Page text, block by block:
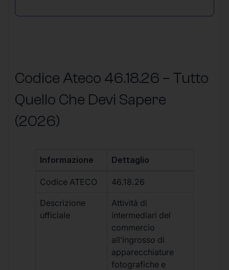
Codice Ateco 46.18.26 – Tutto
Quello Che Devi Sapere
(2026)
Informazione Dettaglio
Codice ATECO 46.18.26
Descrizione
ufficiale
Attività di
intermediari del
commercio
all’ingrosso di
apparecchiature
fotografiche e